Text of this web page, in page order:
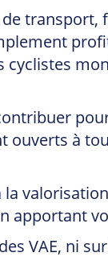
transport,
cyclistes
ouverts à
apportant
VAE, ni